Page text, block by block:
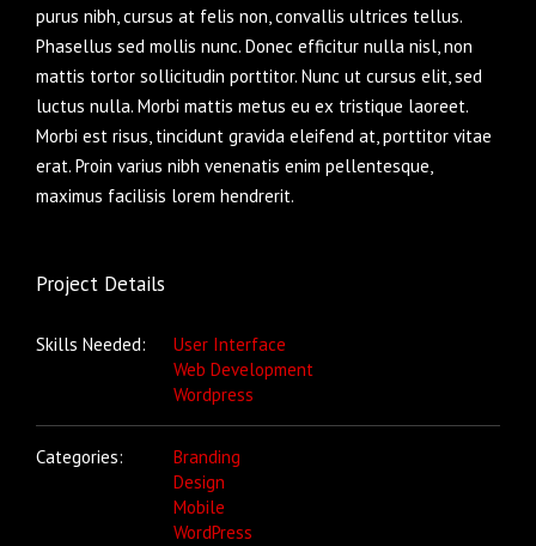
purus nibh, cursus at felis non, convallis ultrices tellus.
Phasellus sed mollis nunc. Donec efficitur nulla nisl, non
mattis tortor sollicitudin porttitor. Nunc ut cursus elit, sed
luctus nulla. Morbi mattis metus eu ex tristique laoreet.
Morbi est risus, tincidunt gravida eleifend at, porttitor vitae
erat. Proin varius nibh venenatis enim pellentesque,
maximus facilisis lorem hendrerit.
Project Details
Skills Needed:
User Interface
Web Development
Wordpress
Categories:
Branding
Design
Mobile
WordPress